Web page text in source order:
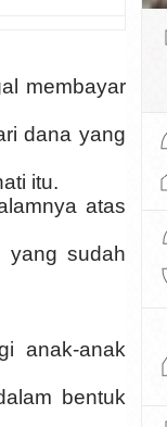
membayar
dana yang
itu.
atas
yang sudah
anak-anak
bentuk